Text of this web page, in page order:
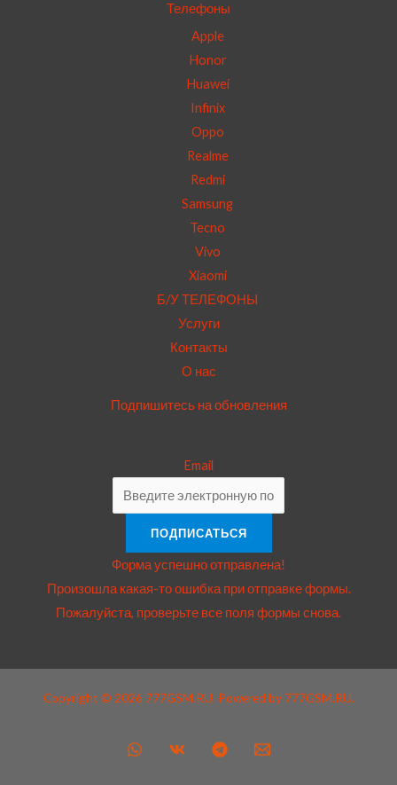
Телефоны
Apple
Honor
Huawei
Infinix
Oppo
Realme
Redmi
Samsung
Tecno
Vivo
Xiaomi
Б/У ТЕЛЕФОНЫ
Услуги
Контакты
О нас
Подпишитесь на обновления
Email
ПОДПИСАТЬСЯ
Форма успешно отправлена!
Произошла какая-то ошибка при отправке формы.
Пожалуйста, проверьте все поля формы снова.
Copyright © 2026 777GSM.RU. Powered by 777GSM.RU.